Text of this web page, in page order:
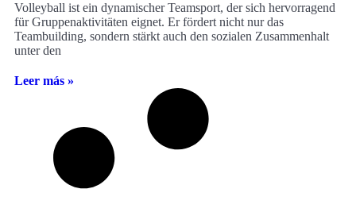
Volleyball ist ein dynamischer Teamsport, der sich hervorragend
für Gruppenaktivitäten eignet. Er fördert nicht nur das
Teambuilding, sondern stärkt auch den sozialen Zusammenhalt
unter den
Leer más »